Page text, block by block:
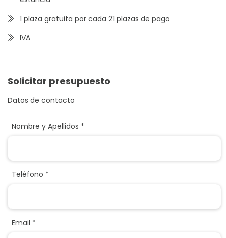
1 plaza gratuita por cada 21 plazas de pago
IVA
Solicitar presupuesto
Datos de contacto
Nombre y Apellidos *
Teléfono *
Email *